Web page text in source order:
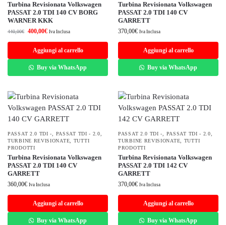
Turbina Revisionata Volkswagen
PASSAT 2.0 TDI 140 CV BORG
WARNER KKK
440,00€ 400,00€ Iva Inclusa
Aggiungi al carrello
Buy via WhatsApp
Turbina Revisionata Volkswagen
PASSAT 2.0 TDI 140 CV
GARRETT
370,00€ Iva Inclusa
Aggiungi al carrello
Buy via WhatsApp
PASSAT 2.0 TDI - PASSAT TDI - 2.0
TURBINE REVISIONATE
TUTTI
PRODOTTI
Turbina Revisionata Volkswagen
PASSAT 2.0 TDI 140 CV
GARRETT
360,00€ Iva Inclusa
Aggiungi al carrello
Buy via WhatsApp
PASSAT 2.0 TDI - PASSAT TDI - 2.0
TURBINE REVISIONATE
TUTTI
PRODOTTI
Turbina Revisionata Volkswagen
PASSAT 2.0 TDI 142 CV
GARRETT
370,00€ Iva Inclusa
Aggiungi al carrello
Buy via WhatsApp